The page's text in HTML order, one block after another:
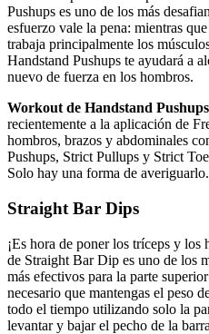
Pushups es uno de los más
esfuerzo vale la pena: mientras
trabaja principalmente los
Handstand Pushups te ayudará a
nuevo de fuerza en los hombros.
Workout de Handstand
recientemente a la aplicación de
hombros, brazos y abdominales
Pushups, Strict Pullups y Strict
Solo hay una forma de averiguarlo.
Straight Bar Dips
¡Es hora de poner los tríceps y
de Straight Bar Dip es uno de los
más efectivos para la parte
necesario que mantengas el peso
todo el tiempo utilizando solo la
levantar y bajar el pecho de la